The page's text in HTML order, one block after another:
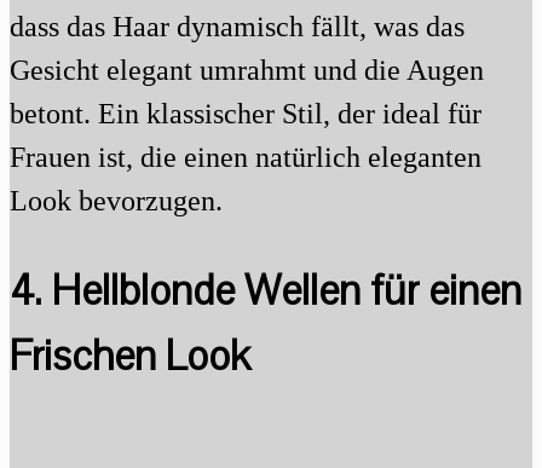
dass das Haar dynamisch fällt, was das
Gesicht elegant umrahmt und die Augen
betont. Ein klassischer Stil, der ideal für
Frauen ist, die einen natürlich eleganten
Look bevorzugen.
4. Hellblonde Wellen für einen
Frischen Look